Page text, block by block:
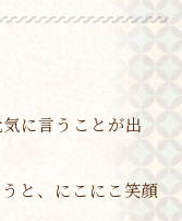
に言うことが出
と、にこにこ笑顔